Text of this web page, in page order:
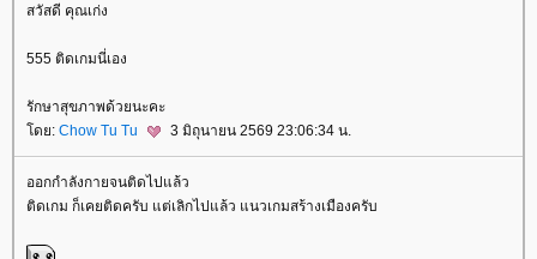
สวัสดี คุณเก่ง
555 ติดเกมนี่เอง
รักษาสุขภาพด้วยนะคะ
ดย: Chow Tu Tu 3 มิถุนายน 2569 23:06:34 น.
ออกกำลังกายจนติดไปแล้ว
ติดเกม ก็เคยติดครับ แต่เลิกไปแล้ว แนวเกมสร้างเมืองครับ